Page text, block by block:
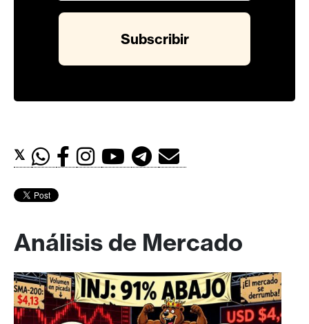
𝕏
Análisis de Mercado